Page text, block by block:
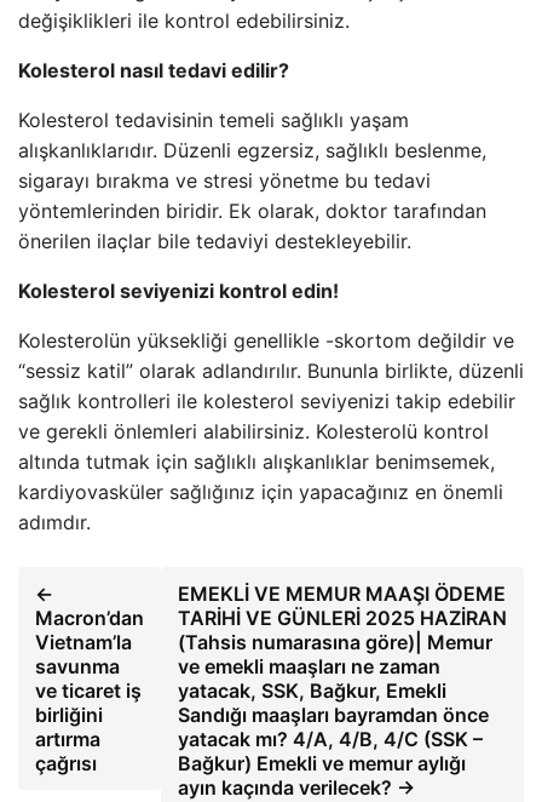
değişiklikleri ile kontrol edebilirsiniz.
Kolesterol nasıl tedavi edilir?
Kolesterol tedavisinin temeli sağlıklı yaşam
alışkanlıklarıdır. Düzenli egzersiz, sağlıklı beslenme,
sigarayı bırakma ve stresi yönetme bu tedavi
yöntemlerinden biridir. Ek olarak, doktor tarafından
önerilen ilaçlar bile tedaviyi destekleyebilir.
Kolesterol seviyenizi kontrol edin!
Kolesterolün yüksekliği genellikle -skortom değildir ve
“sessiz katil” olarak adlandırılır. Bununla birlikte, düzenli
sağlık kontrolleri ile kolesterol seviyenizi takip edebilir
ve gerekli önlemleri alabilirsiniz. Kolesterolü kontrol
altında tutmak için sağlıklı alışkanlıklar benimsemek,
kardiyovasküler sağlığınız için yapacağınız en önemli
adımdır.
←
Macron’dan
Vietnam’la
savunma
ve ticaret iş
birliğini
artırma
çağrısı
EMEKLİ VE MEMUR MAAŞI ÖDEME
TARİHİ VE GÜNLERİ 2025 HAZİRAN
(Tahsis numarasına göre)| Memur
ve emekli maaşları ne zaman
yatacak, SSK, Bağkur, Emekli
Sandığı maaşları bayramdan önce
yatacak mı? 4/A, 4/B, 4/C (SSK –
Bağkur) Emekli ve memur aylığı
ayın kaçında verilecek? →